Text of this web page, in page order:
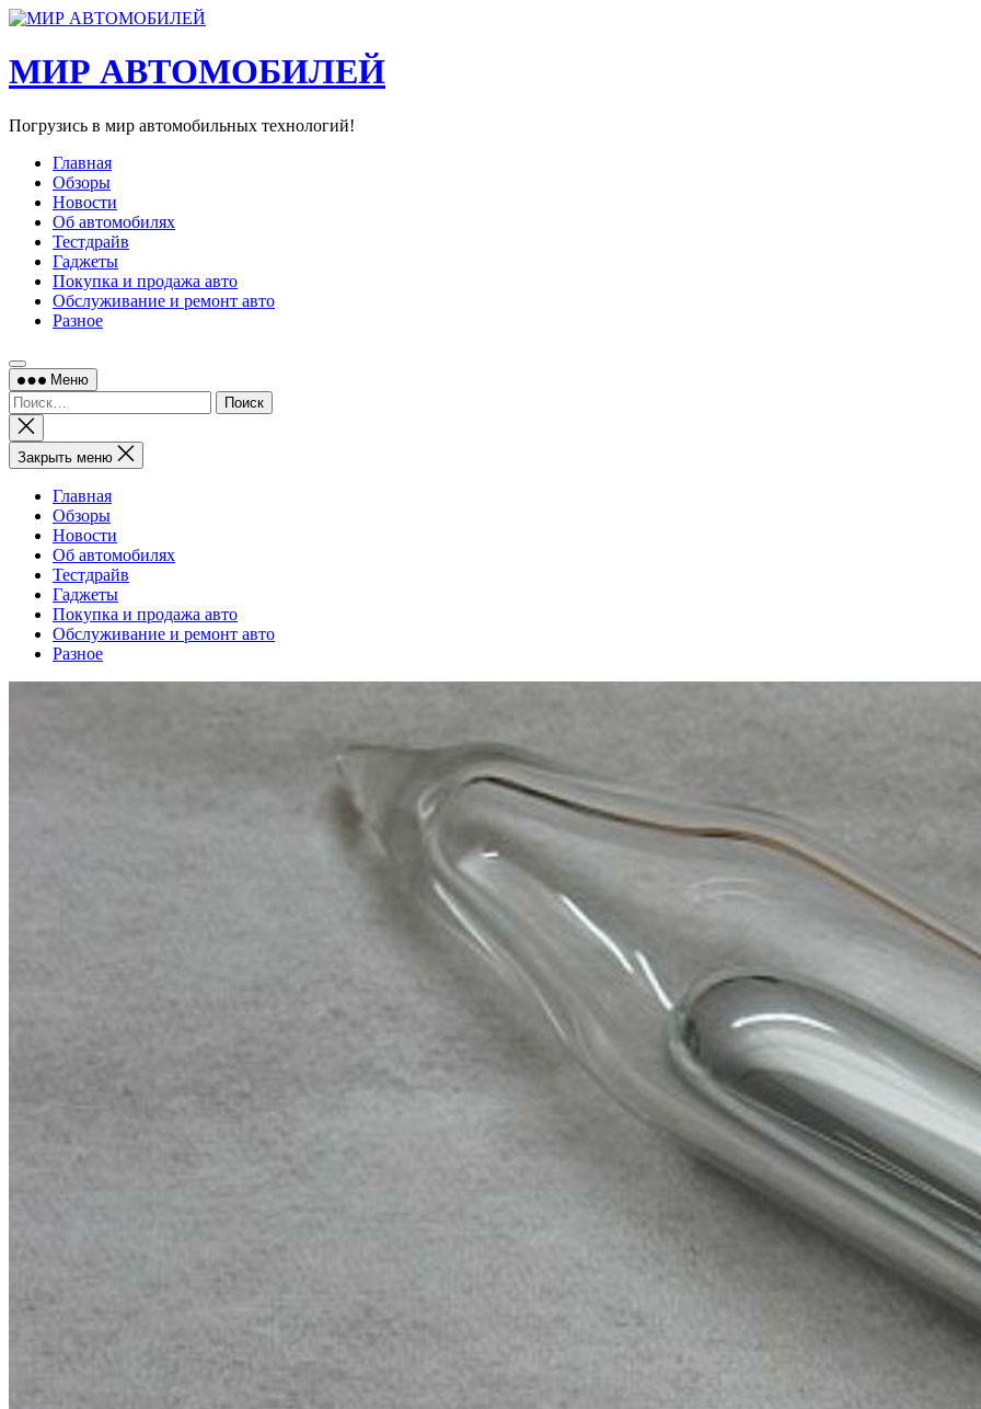
Перейти
содержимому
МИР АВТОМОБИЛЕЙ
Погрузись в мир автомобильных технологий!
Главная
Обзоры
Новости
Об автомобилях
Тестдрайв
Гаджеты
Покупка и продажа авто
Обслуживание и ремонт авто
Разное
Меню
Найти:
Закрыть
поиск
Закрыть меню
Главная
Обзоры
Новости
Об автомобилях
Тестдрайв
Гаджеты
Покупка и продажа авто
Обслуживание и ремонт авто
Разное